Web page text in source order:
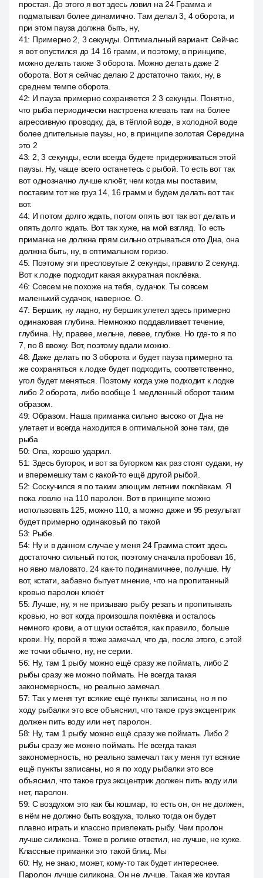
простая. До этого я вот здесь ловил на 24 Грамма и
подматывал более динамично. Там делал 3, 4 оборота, и
при этом пауза должна быть, ну,
41: Примерно 2, 3 секунды. Оптимальный вариант. Сейчас
я вот опустился до 14 16 грамм, и поэтому, в принципе,
можно делать также 3 оборота. Можно делать даже 2
оборота. Вот я сейчас делаю 2 достаточно таких, ну, в
среднем темпе оборота.
42: И пауза примерно сохраняется 2 3 секунды. Понятно,
что рыба периодически настроена клевать там на более
агрессивную проводку, да, в тёплой воде, в холодной воде
более длительные паузы, но, в принципе золотая Середина
это 2
43: 2, 3 секунды, если всегда будете придерживаться этой
паузы. Ну, чаще всего останетесь с рыбой. То есть вот так
вот однозначно лучше клюёт, чем когда мы поставим,
поставим тот же груз 14, 16 грамм и будем делать вот так
вот.
44: И потом долго ждать, потом опять вот так вот делать и
опять долго ждать. Вот так хуже, на мой взгляд. То есть
приманка не должна прям сильно отрываться ото Дна, она
должна быть, ну, в оптимальном горизо.
45: Поэтому эти пресловутые 2 секунды, правило 2 секунд.
Вот к лодке подходит какая аккуратная поклёвка.
46: Совсем не похоже на тебя, судачок. Ты совсем
маленький судачок, наверное. О.
47: Бершик, ну ладно, ну бершик улетел здесь примерно
одинаковая глубина. Немножко поддавливает течение,
глубина. Ну, правее, мельче, левее, глубже. Но где-то я по
7, по 8 ввожу. Вот, поэтому вдали можно.
48: Даже делать по 3 оборота и будет пауза примерно та
же сохраняться к лодке будет подходить, соответственно,
угол будет меняться. Поэтому когда уже подходит к лодке
либо 2 оборота, либо вообще 1 медленный оборот таким
образом.
49: Образом. Наша приманка сильно высоко от Дна не
улетает и всегда находится в оптимальной зоне там, где
рыба
50: Опа, хорошо ударил.
51: Здесь бугорок, и вот за бугорком как раз стоят судаки, ну
и вперемешку там с какой-то ещё другой рыбой.
52: Соскучился я по таким злющим летним поклёвкам. Я
пока ловлю на 110 паролон. Вот в принципе можно
использовать 125, можно 110, а можно даже и 95 результат
будет примерно одинаковый по такой
53: Рыбе.
54: Ну и в данном случае у меня 24 Грамма стоит здесь
достаточно сильный поток, поэтому сначала пробовал 16,
но явно маловато. 24 как-то подинамичнее, получше. Ну
вот, кстати, забавно бытует мнение, что на пропитанный
кровью паролон клюёт
55: Лучше, ну, я не призываю рыбу резать и пропитывать
кровью, но вот когда произошла поклёвка и осталось
немного крови, а от щуки остаётся, как правило, больше
крови. Ну, порой я тоже замечал, что да, после этого, с этой
же точки обычно, ну, не серии.
56: Ну, там 1 рыбу можно ещё сразу же поймать, либо 2
рыбы сразу же можно поймать. Не всегда такая
закономерность, но реально замечал.
57: Так у меня тут всякие ещё пункты записаны, но я по
ходу рыбалки это все объяснил, что такое груз эксцентрик
должен пить воду или нет, паролон.
58: Ну, там 1 рыбу можно ещё сразу же поймать. Либо 2
рыбы сразу же можно поймать. Не всегда такая
закономерность, но реально замечал так у меня тут всякие
ещё пункты записаны, но я по ходу рыбалки это все
объяснил, что такое груз эксцентрик должен пить воду или
нет, паролон.
59: С воздухом это как бы кошмар, то есть он, он не должен,
в нём не должно быть воздуха, только тогда он будет
плавно играть и классно привлекать рыбу. Чем пролон
лучше силикона. Тоже в ролике ответил, не лучше, не хуже.
Классные приманки это такой блиц. Мы
60: Ну, не знаю, может, кому-то так будет интереснее.
Паролон лучше силикона. Он не лучше. Такая же крутая